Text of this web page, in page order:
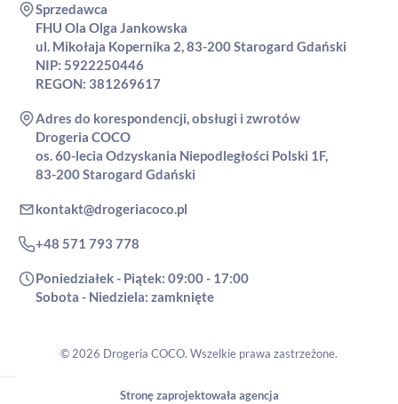
Sprzedawca
FHU Ola Olga Jankowska
ul. Mikołaja Kopernika 2, 83-200 Starogard Gdański
NIP: 5922250446
REGON: 381269617
Adres do korespondencji, obsługi i zwrotów
Drogeria COCO
os. 60-lecia Odzyskania Niepodległości Polski 1F,
83-200 Starogard Gdański
kontakt@drogeriacoco.pl
+48 571 793 778
Poniedziałek - Piątek: 09:00 - 17:00
Sobota - Niedziela: zamknięte
© 2026 Drogeria COCO. Wszelkie prawa zastrzeżone.
Stronę zaprojektowała agencja